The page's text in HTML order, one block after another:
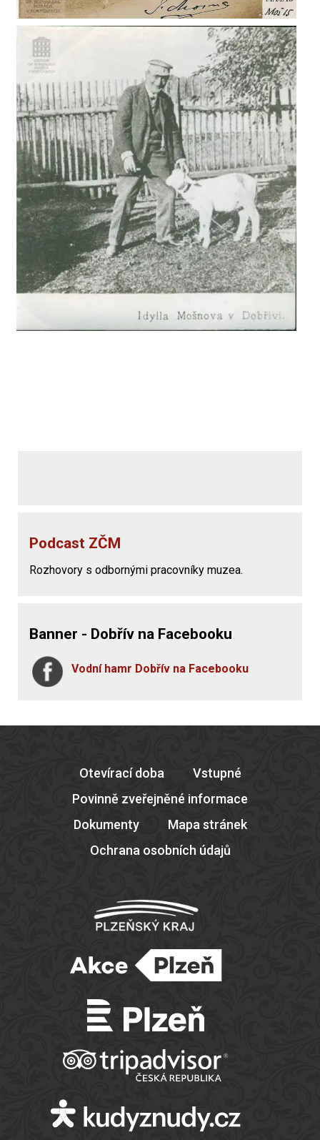
Podcast ZČM
Rozhovory s odbornými pracovníky muzea.
Banner - Dobřív na Facebooku
Vodní hamr Dobřív na Facebooku
Otevírací doba
Vstupné
Povinně zveřejněné informace
Dokumenty
Mapa stránek
Ochrana osobních údajů